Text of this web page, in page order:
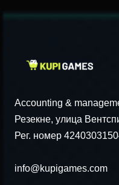
Accounting &
Резекне, улица
Рег. номер
info@kupigames.com